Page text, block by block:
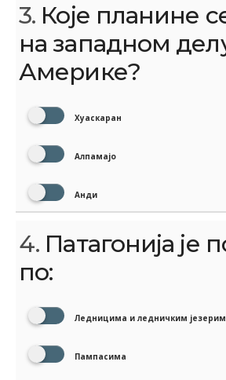
3. Које планине
на западном
Америке?
Хуаскаран
Алпамајо
Анди
4. Патагонија је
по:
Ледницима и ледничким
Пампасима